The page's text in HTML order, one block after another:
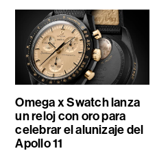
Omega x Swatch lanza
un reloj con oro para
celebrar el alunizaje del
Apollo 11